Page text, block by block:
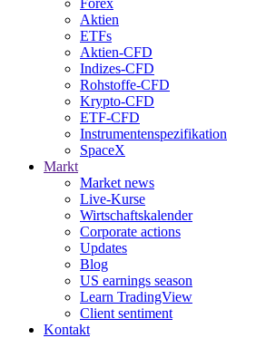
Aktien
ETFs
Aktien-CFD
Indizes-CFD
Rohstoffe-CFD
Krypto-CFD
ETF-CFD
Instrumentenspezifikation
SpaceX
Markt
Market news
Live-Kurse
Wirtschaftskalender
Corporate actions
Updates
Blog
US earnings season
Learn TradingView
Client sentiment
Kontakt